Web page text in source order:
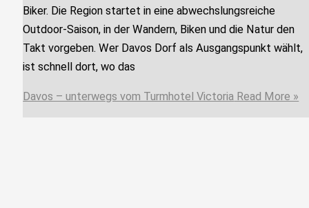
Biker. Die Region startet in eine abwechslungsreiche
Outdoor-Saison, in der Wandern, Biken und die Natur den
Takt vorgeben. Wer Davos Dorf als Ausgangspunkt wählt,
ist schnell dort, wo das
Davos – unterwegs vom Turmhotel Victoria Read More »